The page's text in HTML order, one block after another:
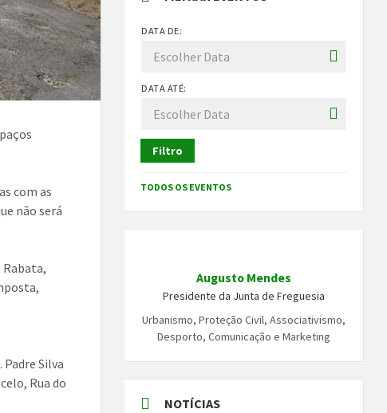
com as
não será
Rabata,
Padre Silva
Rua do
DATA DE:
DATA ATÉ:
Filtro
TODOS OS EVENTOS
Augusto Mendes
Presidente da Junta de Freguesia
Urbanismo, Proteção Civil, Associativismo,
Desporto, Comunicação e Marketing
NOTÍCIAS